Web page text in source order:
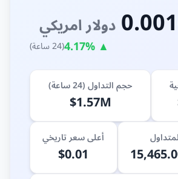
دولار امريكي
▲ 4.17% (24 ساعة)
حجم التداول (24 ساعة)
$1.57M
أعلى سعر تاريخي
$0.01